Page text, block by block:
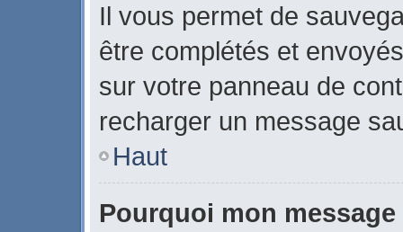
Il vous permet de
être complétés et
sur votre panneau de
recharger un message
Haut
Pourquoi mon